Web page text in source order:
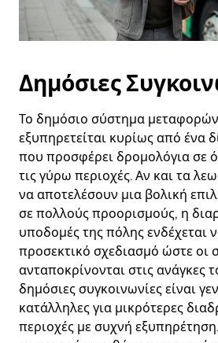
Δημόσιες
Το δημόσιο σύστημα
εξυπηρετείται κυρίως από ένα
που προσφέρει δρομολόγια σε
τις γύρω περιοχές. Αν και τα
να αποτελέσουν μια βολική
σε πολλούς προορισμούς, η
υποδομές της πόλης ενδέχεται
προσεκτικό σχεδιασμό ώστε οι
ανταποκρίνονται στις ανάγκες
δημόσιες συγκοινωνίες είναι
κατάλληλες για μικρότερες
περιοχές με συχνή